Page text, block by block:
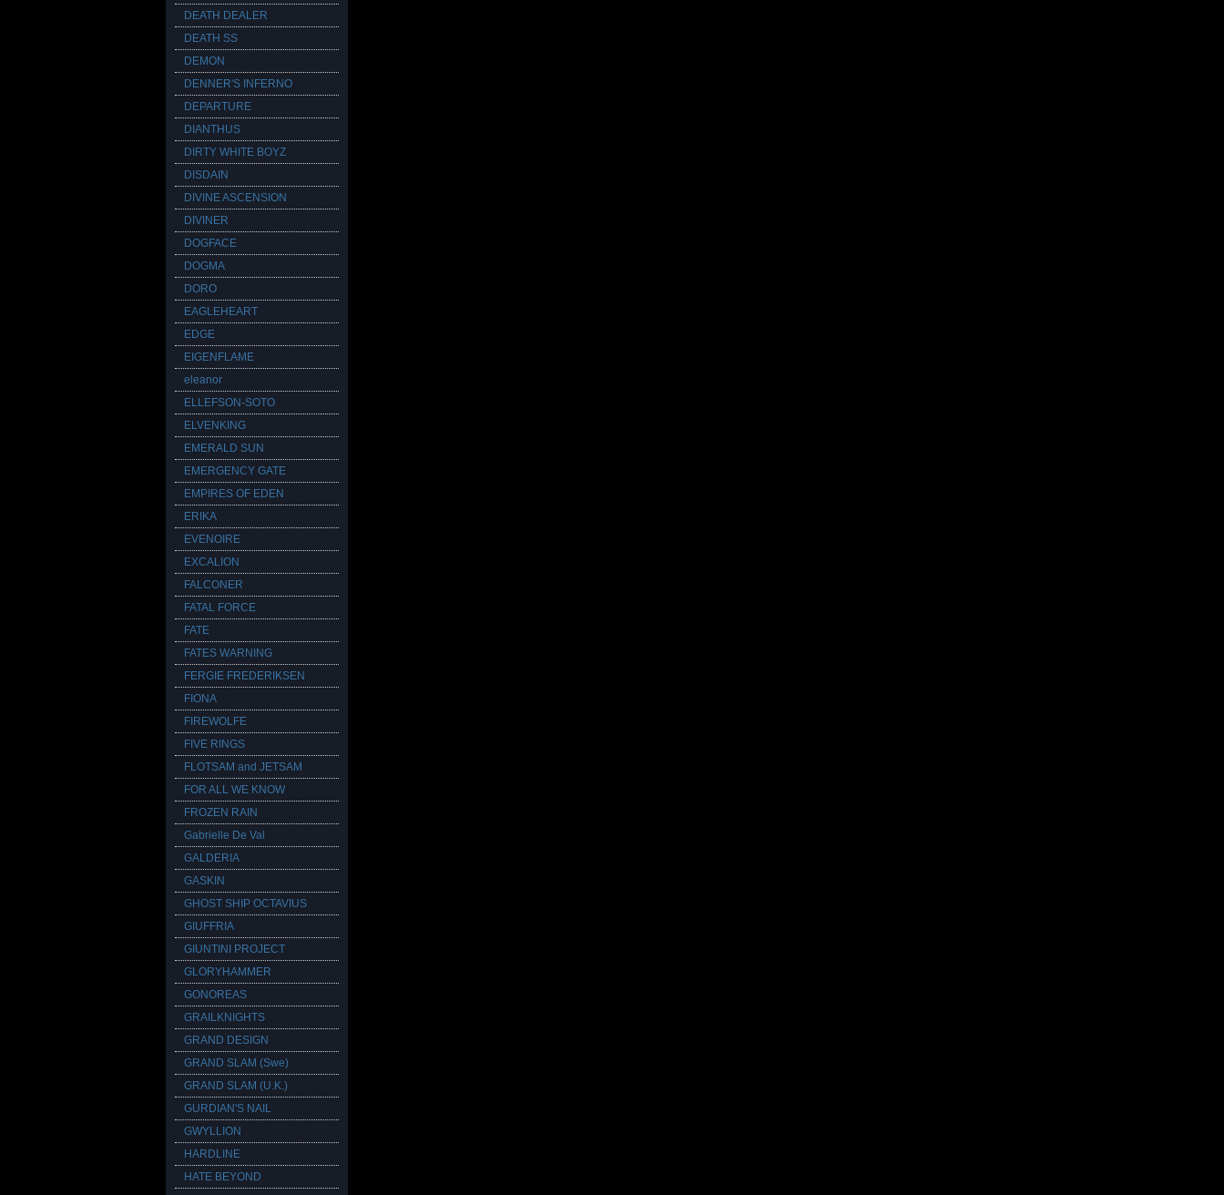
DEATH DEALER
DEATH SS
DEMON
DENNER'S INFERNO
DEPARTURE
DIANTHUS
DIRTY WHITE BOYZ
DISDAIN
DIVINE ASCENSION
DIVINER
DOGFACE
DOGMA
DORO
EAGLEHEART
EDGE
EIGENFLAME
eleanor
ELLEFSON-SOTO
ELVENKING
EMERALD SUN
EMERGENCY GATE
EMPIRES OF EDEN
ERIKA
EVENOIRE
EXCALION
FALCONER
FATAL FORCE
FATE
FATES WARNING
FERGIE FREDERIKSEN
FIONA
FIREWOLFE
FIVE RINGS
FLOTSAM and JETSAM
FOR ALL WE KNOW
FROZEN RAIN
Gabrielle De Val
GALDERIA
GASKIN
GHOST SHIP OCTAVIUS
GIUFFRIA
GIUNTINI PROJECT
GLORYHAMMER
GONOREAS
GRAILKNIGHTS
GRAND DESIGN
GRAND SLAM (Swe)
GRAND SLAM (U.K.)
GURDIAN'S NAIL
GWYLLION
HARDLINE
HATE BEYOND